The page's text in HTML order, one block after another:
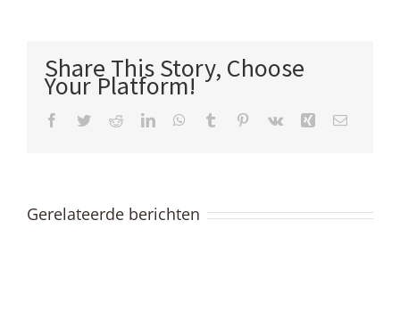
de
moeten
Share This Story, Choose
Your Platform!
Facebook
TwitterRedditLinkedInWhatsApp
Tumblr Pinterest
Vk Xing E-
Gerelateerde berichten